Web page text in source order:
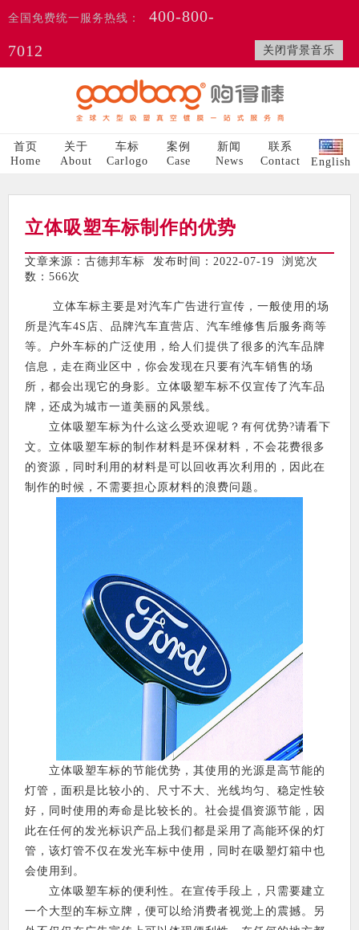
关闭背景音乐
全国免费统一服务热线：
400-800-
7012
首页
Home
关于
About
车标
Carlogo
案例
Case
新闻
News
联系
Contact
English
立体吸塑车标制作的优势
文章来源：古德邦车标 发布时间：2022-07-19 浏览次
数： 566次
立体车标主要是对汽车广告进行宣传，一般使用的场
所是汽车4S店、品牌汽车直营店、汽车维修售后服务商等
等。户外车标的广泛使用，给人们提供了很多的汽车品牌
信息，走在商业区中，你会发现在只要有汽车销售的场
所，都会出现它的身影。立体吸塑车标不仅宣传了汽车品
牌，还成为城市一道美丽的风景线。
立体吸塑车标为什么这么受欢迎呢？有何优势?请看下
文。立体吸塑车标的制作材料是环保材料，不会花费很多
的资源，同时利用的材料是可以回收再次利用的，因此在
制作的时候，不需要担心原材料的浪费问题。
立体吸塑车标的节能优势，其使用的光源是高节能的
灯管，面积是比较小的、尺寸不大、光线均匀、稳定性较
好，同时使用的寿命是比较长的。社会提倡资源节能，因
此在任何的发光标识产品上我们都是采用了高能环保的灯
管，该灯管不仅在发光车标中使用，同时在吸塑灯箱中也
会使用到。
立体吸塑车标的便利性。在宣传手段上，只需要建立
一个大型的车标立牌，便可以给消费者视觉上的震撼。另